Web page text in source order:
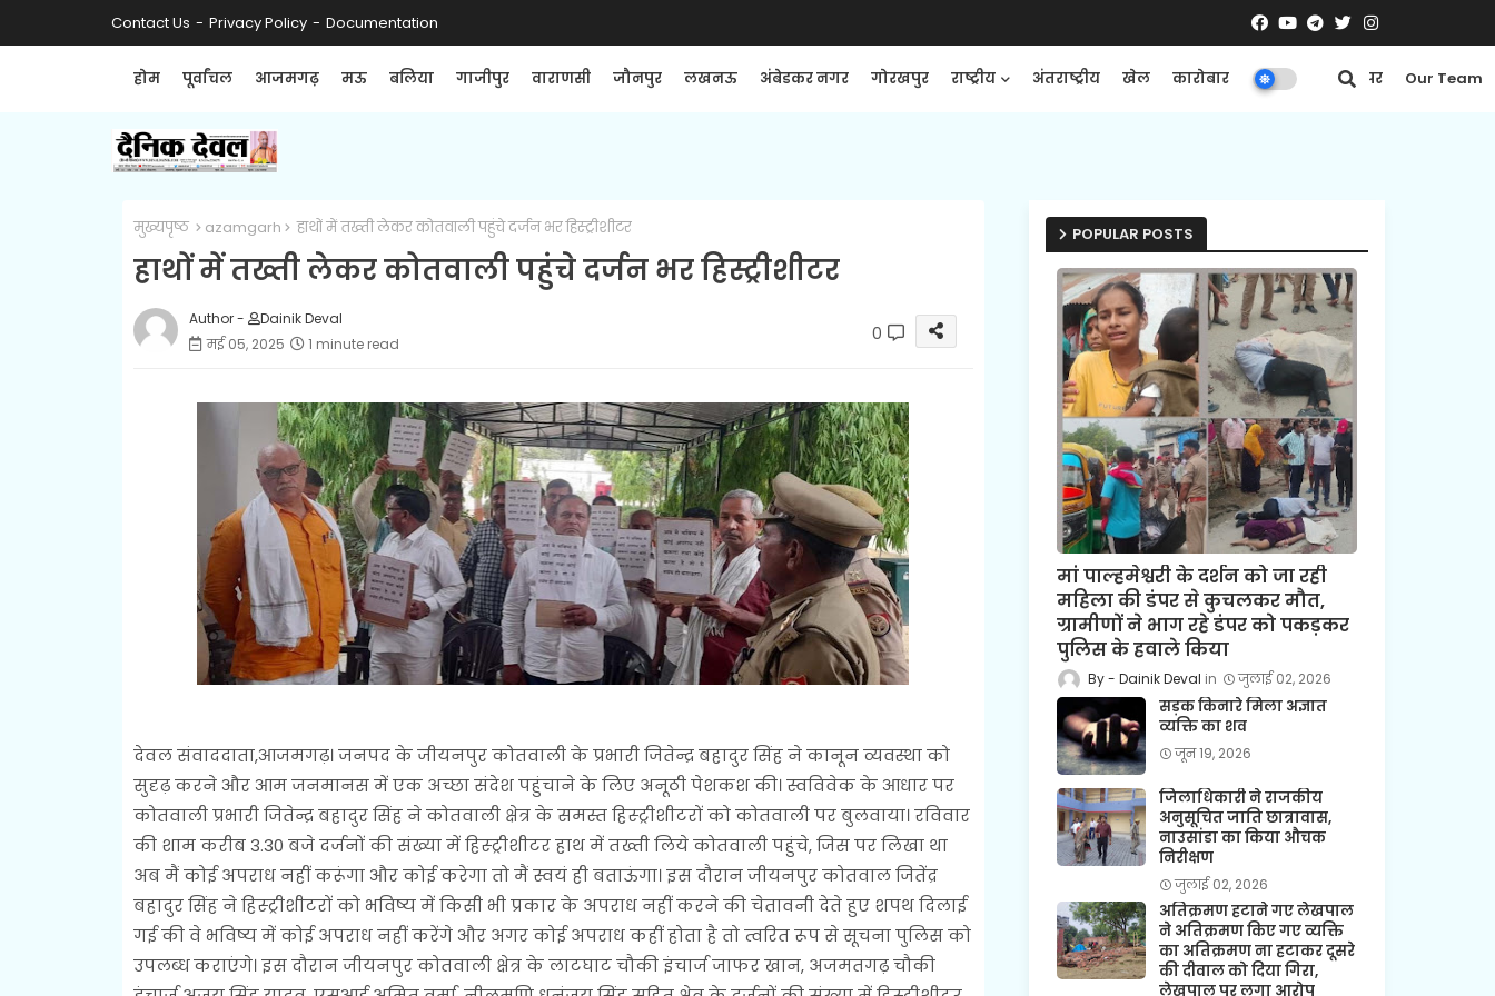
Contact Us Privacy Policy Documentation
होम पूर्वांचल आजमगढ़ मऊ बलिया गाजीपुर वाराणसी जौनपुर लखनऊ अंबेडकर नगर गोरखपुर राष्ट्रीय अंतराष्ट्रीय खेल कारोबार मनोरंजन ई-पेपर Our Team
मुख्यपृष्ठ azamgarh हाथों में तख्ती लेकर कोतवाली पहुंचे दर्जन भर हिस्ट्रीशीटर
हाथों में तख्ती लेकर कोतवाली पहुंचे दर्जन भर हिस्ट्रीशीटर
Author -
Dainik Deval
मई 05, 2025
1 minute read 0
देवल संवाददाता,आजमगढ़। जनपद के जीयनपुर कोतवाली के प्रभारी जितेन्द्र बहादुर सिंह ने कानून व्यवस्था को
सुदृढ़ करने और आम जनमानस में एक अच्छा संदेश पहुंचाने के लिए अनूठी पेशकश की। स्वविवेक के आधार पर
कोतवाली प्रभारी जितेन्द्र बहादुर सिंह ने कोतवाली क्षेत्र के समस्त हिस्ट्रीशीटरों को कोतवाली पर बुलवाया। रविवार
की शाम करीब 3.30 बजे दर्जनों की संख्या में हिस्ट्रीशीटर हाथ में तख्ती लिये कोतवाली पहुंचे, जिस पर लिखा था
अब मैं कोई अपराध नहीं करूंगा और कोई करेगा तो मैं स्वयं ही बताऊंगा। इस दौरान जीयनपुर कोतवाल जितेंद्र
बहादुर सिंह ने हिस्ट्रीशीटरों को भविष्य में किसी भी प्रकार के अपराध नहीं करने की चेतावनी देते हुए शपथ दिलाई
गई की वे भविष्य में कोई अपराध नहीं करेंगे और अगर कोई अपराध कहीं होता है तो त्वरित रूप से सूचना पुलिस को
उपलब्ध कराएंगे। इस दौरान जीयनपुर कोतवाली क्षेत्र के लाटघाट चौकी इंचार्ज जाफर खान, अजमतगढ़ चौकी
POPULAR POSTS
मां पाल्हमेश्वरी के दर्शन को जा रही
महिला की डंपर से कुचलकर मौत,
ग्रामीणों ने भाग रहे डंपर को पकड़कर
पुलिस के हवाले किया
Dainik Deval जुलाई 02, 2026
सड़क किनारे मिला अज्ञात
व्यक्ति का शव
जून 19, 2026
जिलाधिकारी ने राजकीय
अनुसूचित जाति छात्रावास,
नाउसांडा का किया औचक
निरीक्षण
जुलाई 02, 2026
अतिक्रमण हटाने गए लेखपाल
ने अतिक्रमण किए गए व्यक्ति
का अतिक्रमण ना हटाकर दूसरे
की दीवाल को दिया गिरा,
लेखपाल पर लगा आरोप